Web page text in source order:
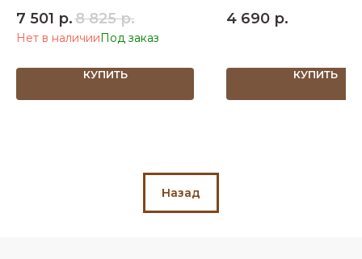
7 501 р.8 825 р.
Нет в наличии
КУПИТЬ
посадочное место
4 690 р.
КУПИТЬ
Назад